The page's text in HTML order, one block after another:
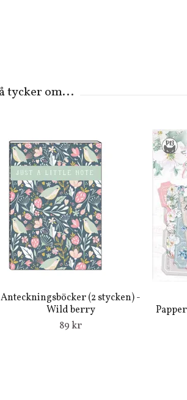
Anteckningsböcker (2 stycken) -
Wild berry
89 kr